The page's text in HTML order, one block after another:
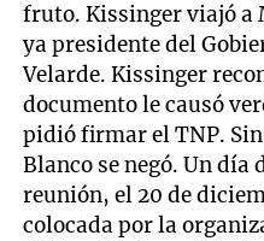
fruto. Kissinger viajó a
ya presidente del
Velarde. Kissinger
documento le causó
pidió firmar el TNP.
Blanco se negó. Un día
reunión, el 20 de
colocada por la